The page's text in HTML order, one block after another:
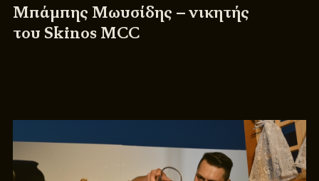
Μπάμπης Μωυσίδης – νικητής
του Skinos MCC